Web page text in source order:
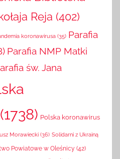
Reja (402)
koronawirusa (35) Parafia
Parafia NMP Matki
św. Jana
(1738) Polska koronawirus
Morawiecki (36) Solidarni z Ukrainą
Powiatowe w Oleśnicy (42)